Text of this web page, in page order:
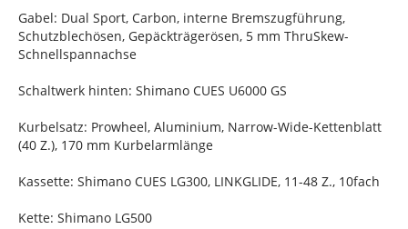
Gabel: Dual Sport, Carbon, interne Bremszugführung,
Schutzblechösen, Gepäckträgerösen, 5 mm ThruSkew-
Schnellspannachse
Schaltwerk hinten: Shimano CUES U6000 GS
Kurbelsatz: Prowheel, Aluminium, Narrow-Wide-Kettenblatt
(40 Z.), 170 mm Kurbelarmlänge
Kassette: Shimano CUES LG300, LINKGLIDE, 11-48 Z., 10fach
Kette: Shimano LG500